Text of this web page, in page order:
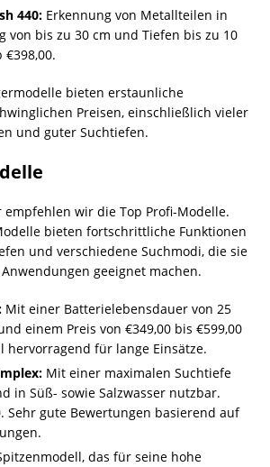
440: Erkennung von Metallteilen in
von bis zu 30 cm und Tiefen bis zu 10
bieten erstaunliche
Preisen, einschließlich vieler
und guter Suchtiefen.
empfehlen wir die Top Profi-Modelle.
bieten fortschrittliche Funktionen
und verschiedene Suchmodi, die sie
geeignet machen.
Mit einer Batterielebensdauer von 25
einem Preis von €349,00 bis €599,00
hervorragend für lange Einsätze.
Mit einer maximalen Suchtiefe
in Süß- sowie Salzwasser nutzbar.
Sehr gute Bewertungen basierend auf
das für seine hohe